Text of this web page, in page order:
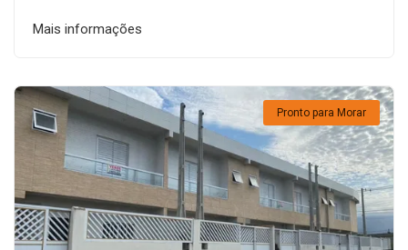
Mais informações
Pronto para Morar